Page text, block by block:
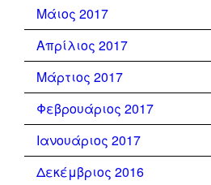
Μάιος 2017
Απρίλιος 2017
Μάρτιος 2017
Φεβρουάριος 2017
Ιανουάριος 2017
Δεκέμβριος 2016